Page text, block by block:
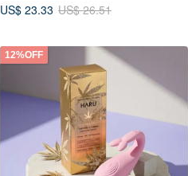
US$ 23.33 US$ 26.51
12%OFF